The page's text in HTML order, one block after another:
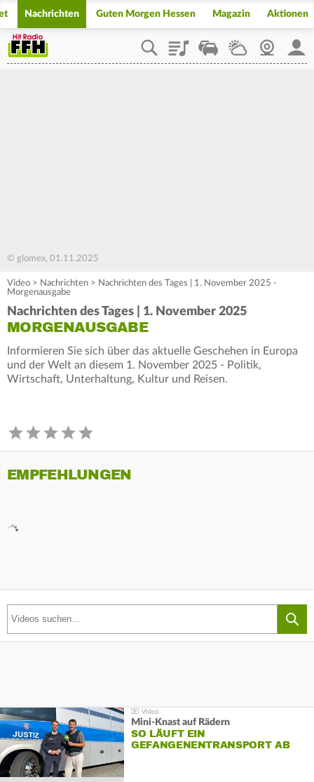
Nachrichten Guten Morgen Hessen Magazin Aktionen
PlaylistStaupilotWetterWebcam
© glomex, 01.11.2025
Video > Nachrichten > Nachrichten des Tages | 1. November 2025 -
Morgenausgabe
Nachrichten des Tages | 1. November 2025
MORGENAUSGABE
Informieren Sie sich über das aktuelle Geschehen in Europa
und der Welt an diesem 1. November 2025 - Politik,
Wirtschaft, Unterhaltung, Kultur und Reisen.
EMPFEHLUNGEN
Mini-Knast auf Rädern
SO LÄUFT EIN
GEFANGENENTRANSPORT AB